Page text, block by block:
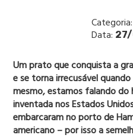
Categoria:
Data:
Um prato que conquista a
e se torna irrecusável
mesmo, estamos falando do
inventada nos Estados
embarcaram no porto de
americano – por isso a